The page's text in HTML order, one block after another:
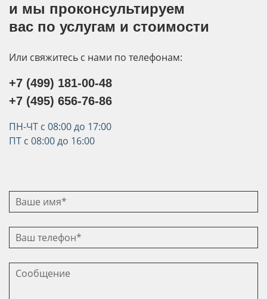
и мы проконсультируем
вас по услугам и стоимости
Или свяжитесь с нами по телефонам:
+7 (499) 181-00-48
+7 (495) 656-76-86
ПН-ЧТ с 08:00 до 17:00
ПТ с 08:00 до 16:00